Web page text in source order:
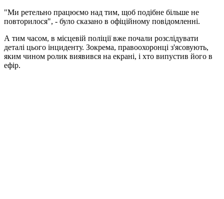
"Ми ретельно працюємо над тим, щоб подібне більше не
повторилося", - було сказано в офіційному повідомленні.
А тим часом, в місцевій поліції вже почали розслідувати
деталі цього інциденту. Зокрема, правоохоронці з'ясовують,
яким чином ролик виявився на екрані, і хто випустив його в
ефір.